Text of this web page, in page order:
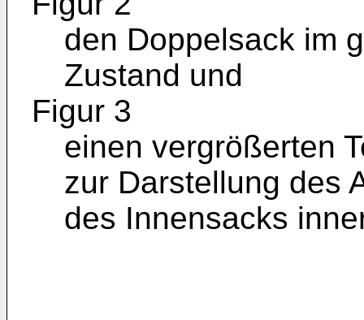
den Doppelsack im
Zustand und
Figur 3
einen vergrößerten
zur Darstellung des
des Innensacks